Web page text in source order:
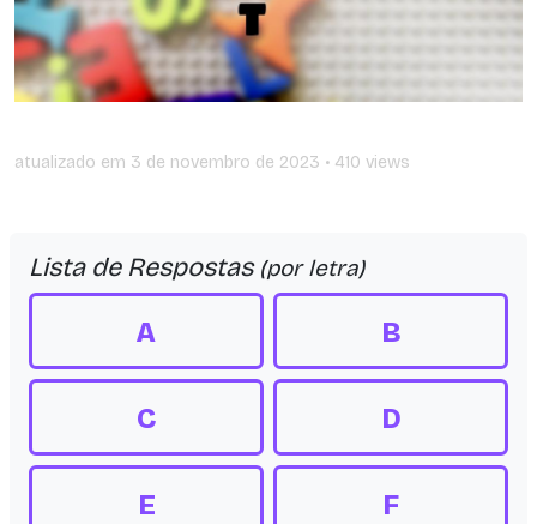
atualizado em 3 de novembro de 2023 • 410 views
Lista de Respostas (por letra)
A B
C D
E F